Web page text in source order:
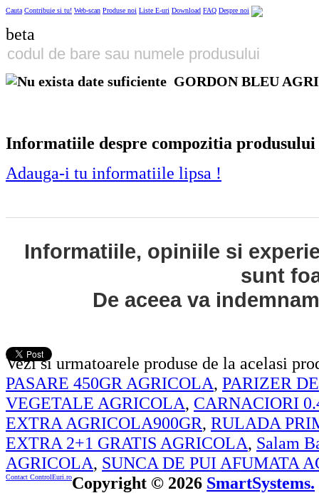
Cauta Contribuie si tu! Web-scan Produse noi Liste E-uri Download FAQ Despre noi
beta
GORDON BLEU
Informatiile despre compozitia produsului
Adauga-i tu informatiile lipsa !
Informatiile, opiniile si
sunt
De aceea va
Vezi si urmatoarele produse de la acelasi
PASARE 450GR AGRICOLA, PARIZER
VEGETALE AGRICOLA, CARNACIORI
EXTRA AGRICOLA900GR, RULADA
EXTRA 2+1 GRATIS AGRICOLA, Salam
AGRICOLA, SUNCA DE PUI AFUMATA
Contact ControlEuri.roCopyright © 2026 SmartSystems.